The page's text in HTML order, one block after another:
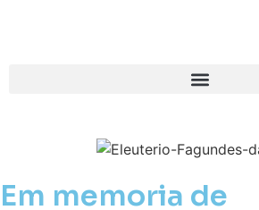
Em memoria de